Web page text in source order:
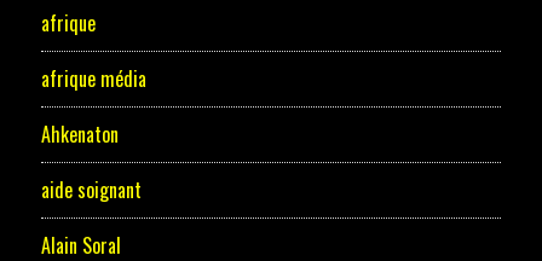
afrique
afrique média
Ahkenaton
aide soignant
Alain Soral